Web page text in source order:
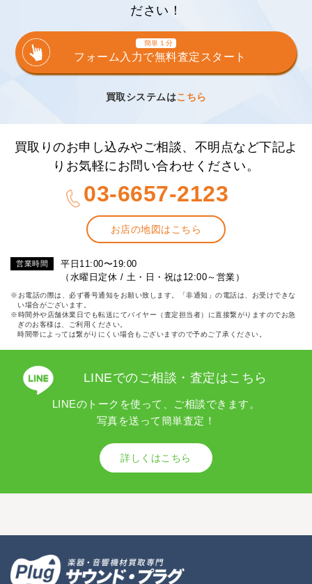
ださい！
簡単１分
フォーム入力で無料査定スタート
買取システムはこちら
買取りのお申し込みやご相談、不明点など下記よ
りお気軽にお問い合わせください。
03-6657-2123
お店の地図はこちら
営業時間
平日11:00〜19:00
（水曜日定休 / 土・日・祝は12:00～営業）
※お電話の際は、必ず番号通知をお願い致します。「非通知」の電話は、お受けできな
い場合がございます。
※時間外や店舗休業日でも転送にてバイヤー（査定担当者）に直接繋がりますのでお急
ぎのお客様は、ご利用ください。
時間帯によっては繋がりにくい場合もございますので予めご了承ください。
LINEでのご相談・査定はこちら
LINEのトークを使って、ご相談できます。
写真を送って簡単査定！
詳しくはこちら